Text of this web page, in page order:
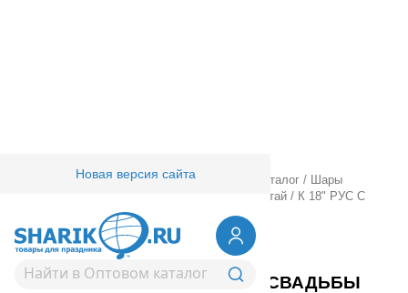
Новая версия сайта
Товары для праздника/ Оптовый каталог /
Шары
18" Китай / К 18" РУС С
ДНЁМ СВАДЬБЫ Пионы
1202-3103К 18" РУС С ДНЁМ СВАДЬБЫ